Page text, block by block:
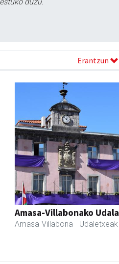
Erantzun
Amasa-Villabonako Udala
Amasa-Villabona - Udaletxeak